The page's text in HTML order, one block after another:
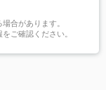
合があります。
ご確認ください。